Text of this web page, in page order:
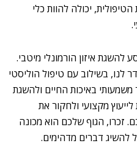
יכולה להוות כלי
איזון הורמונלי מיטבי.
לנו, בשילוב עם טיפול הוליסטי
משמעותי באיכות החיים ולהשגת
מקצועי ולחקור את
זכרו, הגוף שלכם הוא מכונה
להשיג דברים מדהימים.